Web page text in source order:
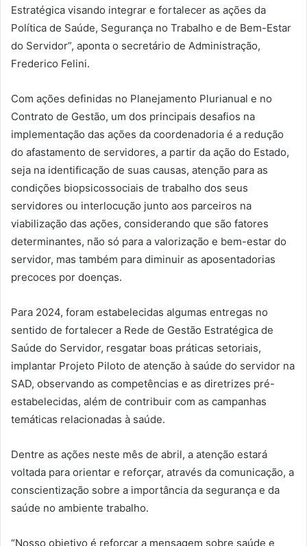
Estratégica visando integrar e fortalecer as ações da
Política de Saúde, Segurança no Trabalho e de Bem-Estar
do Servidor”, aponta o secretário de Administração,
Frederico Felini.
Com ações definidas no Planejamento Plurianual e no
Contrato de Gestão, um dos principais desafios na
implementação das ações da coordenadoria é a redução
do afastamento de servidores, a partir da ação do Estado,
seja na identificação de suas causas, atenção para as
condições biopsicossociais de trabalho dos seus
servidores ou interlocução junto aos parceiros na
viabilização das ações, considerando que são fatores
determinantes, não só para a valorização e bem-estar do
servidor, mas também para diminuir as aposentadorias
precoces por doenças.
Para 2024, foram estabelecidas algumas entregas no
sentido de fortalecer a Rede de Gestão Estratégica de
Saúde do Servidor, resgatar boas práticas setoriais,
implantar Projeto Piloto de atenção à saúde do servidor na
SAD, observando as competências e as diretrizes pré-
estabelecidas, além de contribuir com as campanhas
temáticas relacionadas à saúde.
Dentre as ações neste mês de abril, a atenção estará
voltada para orientar e reforçar, através da comunicação, a
conscientização sobre a importância da segurança e da
saúde no ambiente trabalho.
“Nosso objetivo é reforçar a mensagem sobre saúde e